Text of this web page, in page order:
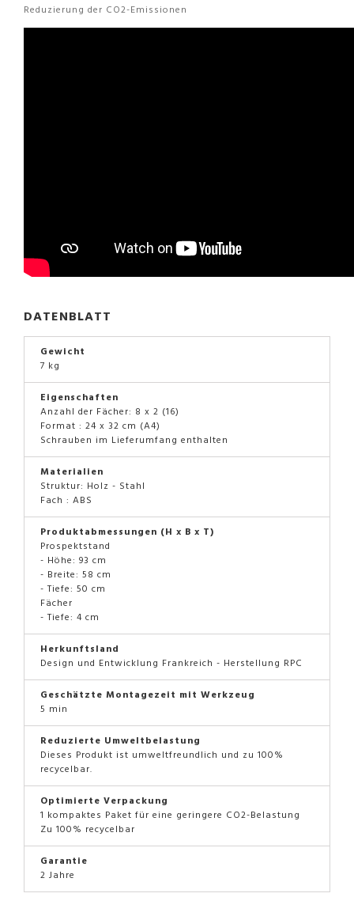
Reduzierung der CO2-Emissionen
DATENBLATT
Gewicht
7 kg
Eigenschaften
Anzahl der Fächer: 8 x 2 (16)
Format : 24 x 32 cm (A4)
Schrauben im Lieferumfang enthalten
Materialien
Struktur: Holz - Stahl
Fach : ABS
Produktabmessungen (H x B x T)
Prospektstand
- Höhe: 93 cm
- Breite: 58 cm
- Tiefe: 50 cm
Fächer
- Tiefe: 4 cm
Herkunftsland
Design und Entwicklung Frankreich - Herstellung RPC
Geschätzte Montagezeit mit Werkzeug
5 min
Reduzierte Umweltbelastung
Dieses Produkt ist umweltfreundlich und zu 100%
recycelbar.
Optimierte Verpackung
1 kompaktes Paket für eine geringere CO2-Belastung
Zu 100% recycelbar
Garantie
2 Jahre